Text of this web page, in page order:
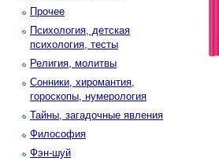
Прочее
Психология, детская
психология, тесты
Религия, молитвы
Сонники, хиромантия,
гороскопы, нумерология
Тайны, загадочные явления
Философия
Фэн-шуй